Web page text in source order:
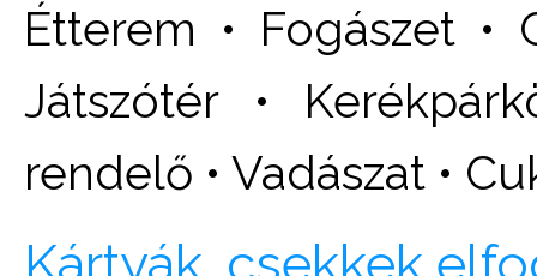
Étterem • Fogászet •
Játszótér •
rendelő • Vadászat •
Kártyák, csekkek